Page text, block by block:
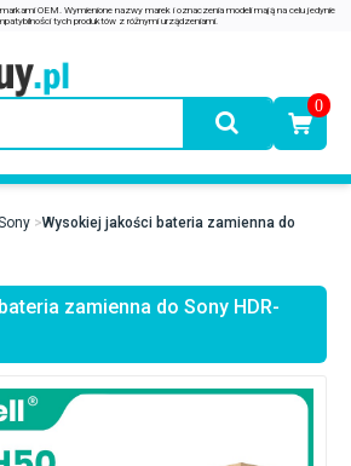
0
Wysokiej jakości bateria zamienna do
zamienna do Sony HDR-